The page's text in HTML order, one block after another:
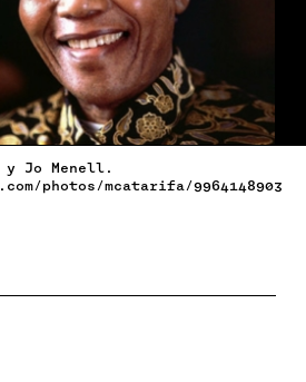
y Jo Menell.
photos/mcatarifa/9964148903